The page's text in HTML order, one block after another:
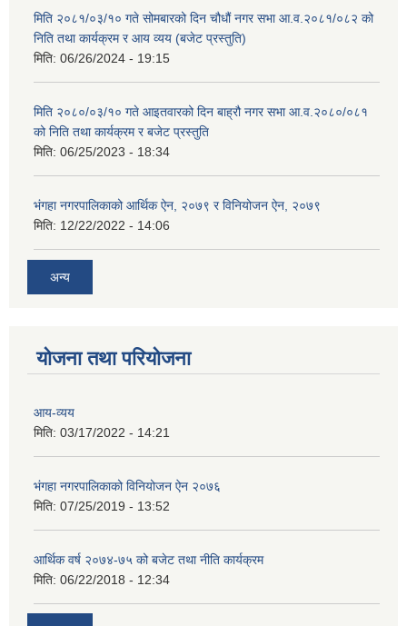
मिति २०८१/०३/१० गते सोमबारको दिन चौधौं नगर सभा आ.व.२०८१/०८२ को
निति तथा कार्यक्रम र आय व्यय (बजेट प्रस्तुति)
मिति: 06/26/2024 - 19:15
मिति २०८०/०३/१० गते आइतवारको दिन बाह्रौ नगर सभा आ.व.२०८०/०८१
को निति तथा कार्यक्रम र बजेट प्रस्तुति
मिति: 06/25/2023 - 18:34
भंगहा नगरपालिकाको आर्थिक ऐन, २०७९ र विनियोजन ऐन, २०७९
मिति: 12/22/2022 - 14:06
अन्य
योजना तथा परियोजना
आय-व्यय
मिति: 03/17/2022 - 14:21
भंगहा नगरपालिकाको विनियोजन ऐन २०७६
मिति: 07/25/2019 - 13:52
आर्थिक वर्ष २०७४-७५ को बजेट तथा नीति कार्यक्रम
मिति: 06/22/2018 - 12:34